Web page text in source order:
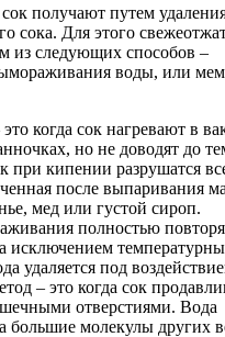
получают путем
сока. Для этого
из следующих способов –
воды, или
когда сок нагревают в
но не доводят до
при кипении разрушатся
после выпаривания
мед или густой сироп.
полностью
исключением
удаляется под
– это когда сок
отверстиями. Вода
большие молекулы других